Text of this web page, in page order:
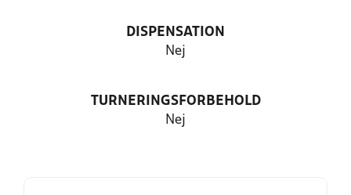
DISPENSATION
Nej
TURNERINGSFORBEHOLD
Nej